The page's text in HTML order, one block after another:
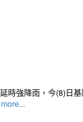
時強降雨，今(8)日
more...